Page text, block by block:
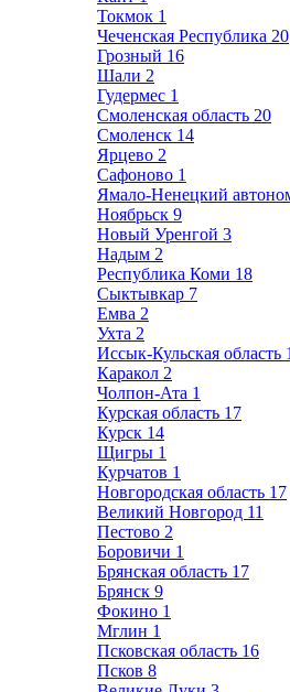
Токмок 1
Чеченская Республика 20
Грозный 16
Шали 2
Гудермес 1
Смоленская область 20
Смоленск 14
Ярцево 2
Сафоново 1
Ямало-Ненецкий
Ноябрьск 9
Новый Уренгой 3
Надым 2
Республика Коми 18
Сыктывкар 7
Емва 2
Ухта 2
Иссык-Кульская область
Каракол 2
Чолпон-Ата 1
Курская область 17
Курск 14
Щигры 1
Курчатов 1
Новгородская область 17
Великий Новгород 11
Пестово 2
Боровичи 1
Брянская область 17
Брянск 9
Фокино 1
Мглин 1
Псковская область 16
Псков 8